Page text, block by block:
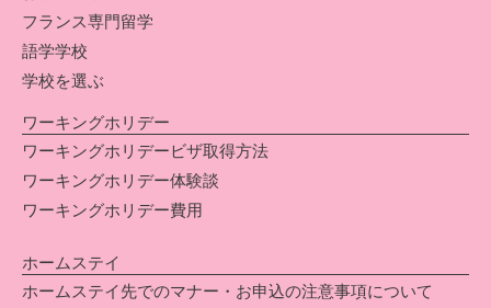
フランス専門留学
語学学校
学校を選ぶ
ワーキングホリデー
ワーキングホリデービザ取得方法
ワーキングホリデー体験談
ワーキングホリデー費用
ホームステイ
ホームステイ先でのマナー・お申込の注意事項について